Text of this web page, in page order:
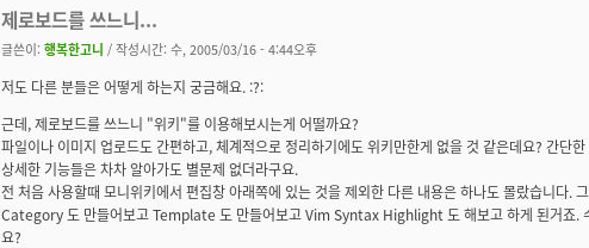
제로보드를 쓰느니...
글쓴이: 행복한고니 / 작성시간: 수, 2005/03/16 - 4:44오후
저도 다른 분들은 어떻게 하는지 궁금해요. :?:
근데, 제로보드를 쓰느니 "위키"를 이용해보시는게 어떨까요?
파일이나 이미지 업로드도 간편하고, 체계적으로 정리하기에도 위키만한게 없을 것 같은데요? 간단
상세한 기능들은 차차 알아가도 별문제 없더라구요.
전 처음 사용할때 모니위키에서 편집창 아래쪽에 있는 것을 제외한 다른 내용은 하나도 몰랐습니다
Category 도 만들어보고 Template 도 만들어보고 Vim Syntax Highlight 도 해보고 하게 된거죠.
요?